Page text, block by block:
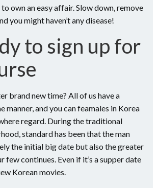
own an easy affair. Slow down, remove
you might haven’t any disease!
to sign up for
brand new time? All of us have a
manner, and you can feamales in Korea
regard. During the traditional
standard has been that the man
the initial big date but also the greater
few continues. Even if it’s a supper date
Korean movies.